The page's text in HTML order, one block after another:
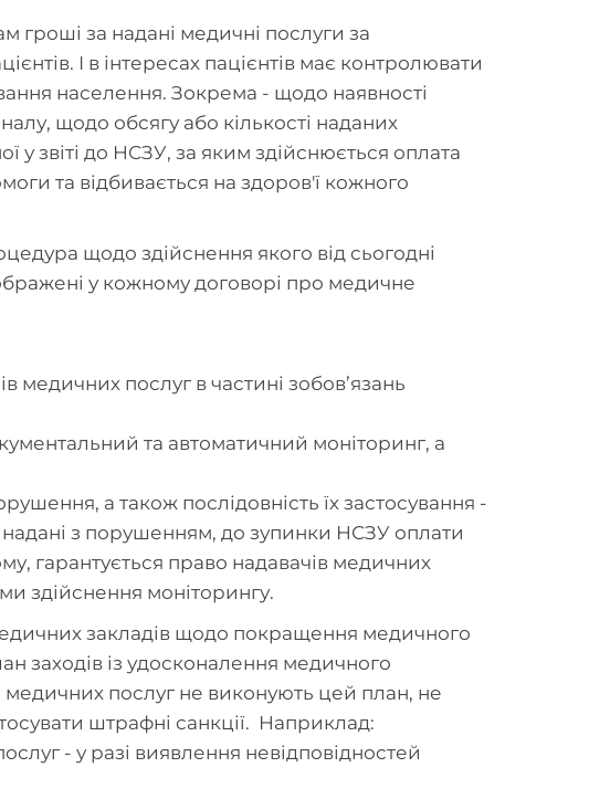
за надані медичні послуги за
І в інтересах пацієнтів має контролювати
населення. Зокрема - щодо наявності
щодо обсягу або кількості наданих
у звіті до НСЗУ, за яким здійснюється оплата
та відбивається на здоров'ї кожного
щодо здійснення якого від сьогодні
у кожному договорі про медичне
медичних послуг в частині зобов’язань
та автоматичний моніторинг, а
а також послідовність їх застосування -
надані з порушенням, до зупинки НСЗУ оплати
гарантується право надавачів медичних
здійснення моніторингу.
закладів щодо покращення медичного
заходів із удосконалення медичного
медичних послуг не виконують цей план, не
штрафні санкції. Наприклад:
- у разі виявлення невідповідностей